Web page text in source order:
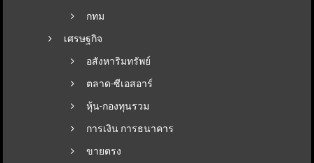
กทม
เศรษฐกิจ
อสังหาริมทรัพย์
ตลาด-ซีเอสอาร์
หุ้น-กองทุนรวม
การเงิน การธนาคาร
ขายตรง